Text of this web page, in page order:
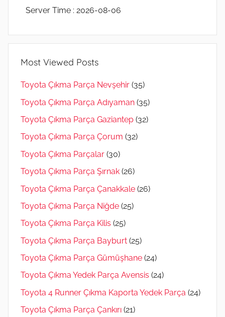
Server Time : 2026-08-06
Most Viewed Posts
Toyota Çıkma Parça Nevşehir (35)
Toyota Çıkma Parça Adıyaman (35)
Toyota Çıkma Parça Gaziantep (32)
Toyota Çıkma Parça Çorum (32)
Toyota Çıkma Parçalar (30)
Toyota Çıkma Parça Şırnak (26)
Toyota Çıkma Parça Çanakkale (26)
Toyota Çıkma Parça Niğde (25)
Toyota Çıkma Parça Kilis (25)
Toyota Çıkma Parça Bayburt (25)
Toyota Çıkma Parça Gümüşhane (24)
Toyota Çıkma Yedek Parça Avensis (24)
Toyota 4 Runner Çıkma Kaporta Yedek Parça (24)
Toyota Çıkma Parça Çankırı (21)